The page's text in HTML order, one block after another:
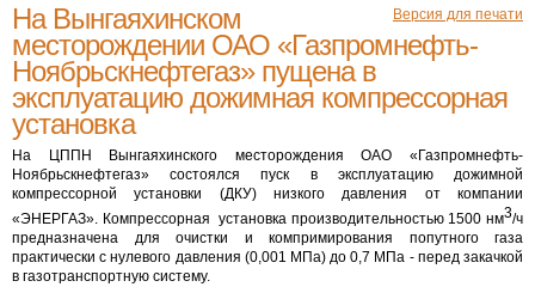
Версия для печати
На Вынгаяхинском
месторождении ОАО «Газпромнефть-
Ноябрьскнефтегаз» пущена в
эксплуатацию дожимная компрессорная
установка
На ЦППН Вынгаяхинского месторождения ОАО «Газпромнефть-
Ноябрьскнефтегаз» состоялся пуск в эксплуатацию дожимной
компрессорной установки (ДКУ) низкого давления от компании
«ЭНЕРГАЗ». Компрессорная установка производительностью 1500 нм3/ч
предназначена для очистки и компримирования попутного газа
практически с нулевого давления (0,001 МПа) до 0,7 МПа - перед закачкой
в газотранспортную систему.